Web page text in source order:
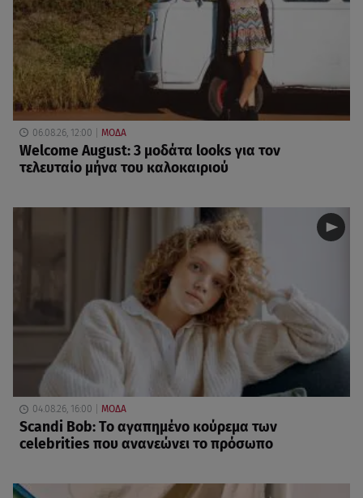
06.08.26, 12:00 ΜΟΔΑ
Welcome August: 3 μοδάτα looks για τον
τελευταίο μήνα του καλοκαιριού
04.08.26, 16:00 ΜΟΔΑ
Scandi Bob: Το αγαπημένο κούρεμα των
celebrities που ανανεώνει το πρόσωπο